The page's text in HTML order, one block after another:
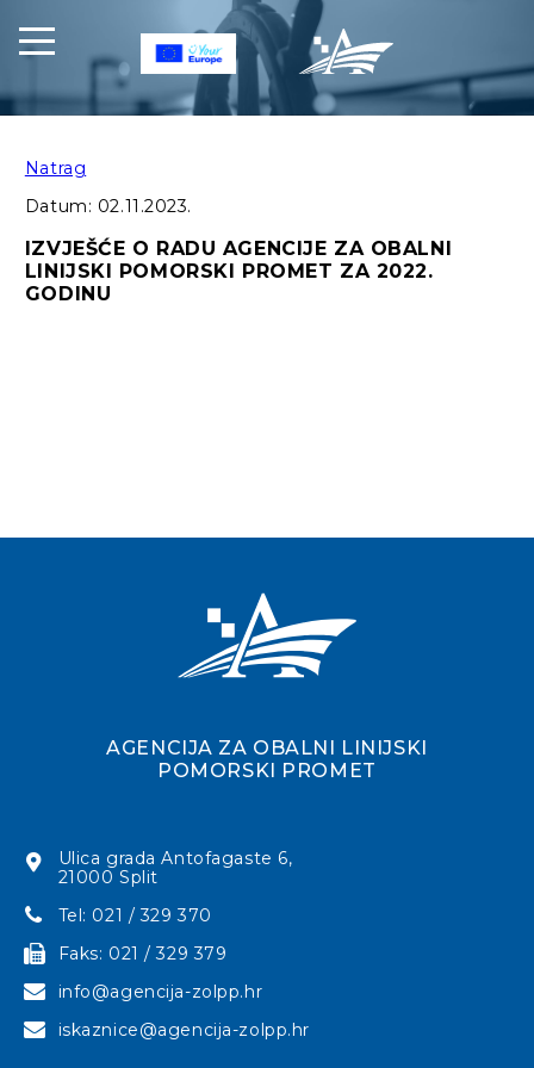
Natrag
Datum: 02.11.2023.
IZVJEŠĆE O RADU AGENCIJE ZA OBALNI
LINIJSKI POMORSKI PROMET ZA 2022.
GODINU
AGENCIJA ZA OBALNI LINIJSKI
POMORSKI PROMET
Ulica grada Antofagaste 6,
21000 Split
Tel: 021 / 329 370
Faks: 021 / 329 379
info@agencija-zolpp.hr
iskaznice@agencija-zolpp.hr